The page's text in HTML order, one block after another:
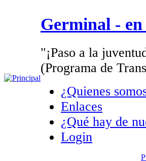
Germinal -
"¡Paso a la
(Programa de
¿Quienes
Enlaces
¿Qué hay de
Login